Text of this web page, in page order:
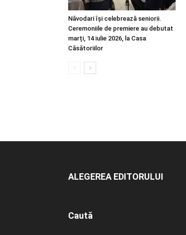
Năvodari își celebrează seniorii.
Ceremoniile de premiere au debutat
marți, 14 iulie 2026, la Casa
Căsătoriilor
ALEGEREA EDITORULUI
Caută